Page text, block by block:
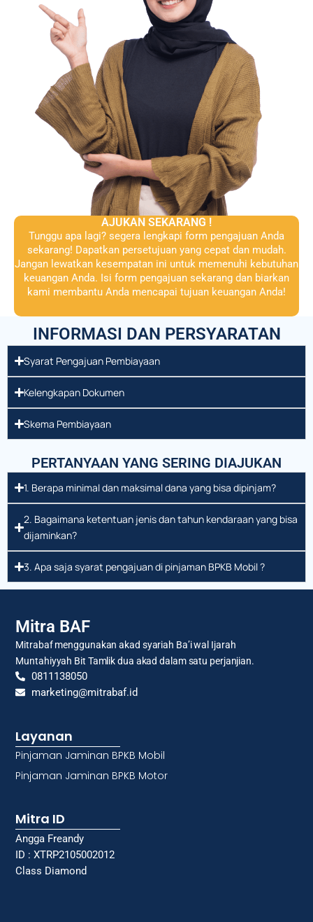
AJUKAN SEKARANG !
Tunggu apa lagi? segera lengkapi form pengajuan Anda
sekarang! Dapatkan persetujuan yang cepat dan mudah.
Jangan lewatkan kesempatan ini untuk memenuhi kebutuhan
keuangan Anda. Isi form pengajuan sekarang dan biarkan
kami membantu Anda mencapai tujuan keuangan Anda!
INFORMASI DAN PERSYARATAN
Syarat Pengajuan Pembiayaan
Kelengkapan Dokumen
Skema Pembiayaan
PERTANYAAN YANG SERING DIAJUKAN
1. Berapa minimal dan maksimal dana yang bisa dipinjam?
2. Bagaimana ketentuan jenis dan tahun kendaraan yang bisa
dijaminkan?
3. Apa saja syarat pengajuan di pinjaman BPKB Mobil ?
Mitra BAF
Mitrabaf menggunakan akad syariah Ba’i wal Ijarah
Muntahiyyah Bit Tamlik dua akad dalam satu perjanjian.
0811138050
marketing@mitrabaf.id
Layanan
Pinjaman Jaminan BPKB Mobil
Pinjaman Jaminan BPKB Motor
Mitra ID
Angga Freandy
ID : XTRP2105002012
Class Diamond